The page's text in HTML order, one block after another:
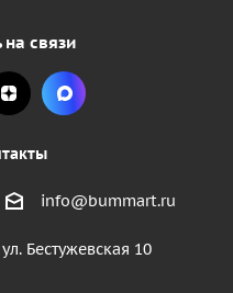
на связи
info@bummart.ru
Бестужевская 10